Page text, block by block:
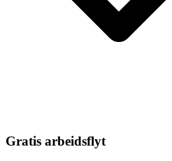
Gratis arbeidsflyt